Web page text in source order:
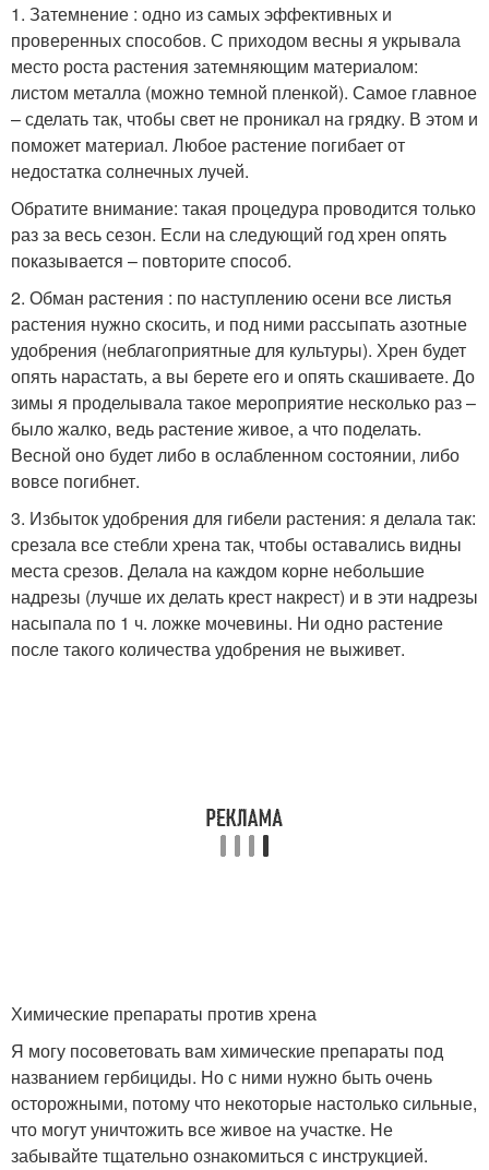
1. Затемнение : одно из самых эффективных и
проверенных способов. С приходом весны я укрывала
место роста растения затемняющим материалом:
листом металла (можно темной пленкой). Самое главное
– сделать так, чтобы свет не проникал на грядку. В этом и
поможет материал. Любое растение погибает от
недостатка солнечных лучей.
Обратите внимание: такая процедура проводится только
раз за весь сезон. Если на следующий год хрен опять
показывается – повторите способ.
2. Обман растения : по наступлению осени все листья
растения нужно скосить, и под ними рассыпать азотные
удобрения (неблагоприятные для культуры). Хрен будет
опять нарастать, а вы берете его и опять скашиваете. До
зимы я проделывала такое мероприятие несколько раз –
было жалко, ведь растение живое, а что поделать.
Весной оно будет либо в ослабленном состоянии, либо
вовсе погибнет.
3. Избыток удобрения для гибели растения: я делала так:
срезала все стебли хрена так, чтобы оставались видны
места срезов. Делала на каждом корне небольшие
надрезы (лучше их делать крест накрест) и в эти надрезы
насыпала по 1 ч. ложке мочевины. Ни одно растение
после такого количества удобрения не выживет.
Химические препараты против хрена
Я могу посоветовать вам химические препараты под
названием гербициды. Но с ними нужно быть очень
осторожными, потому что некоторые настолько сильные,
что могут уничтожить все живое на участке. Не
забывайте тщательно ознакомиться с инструкцией.